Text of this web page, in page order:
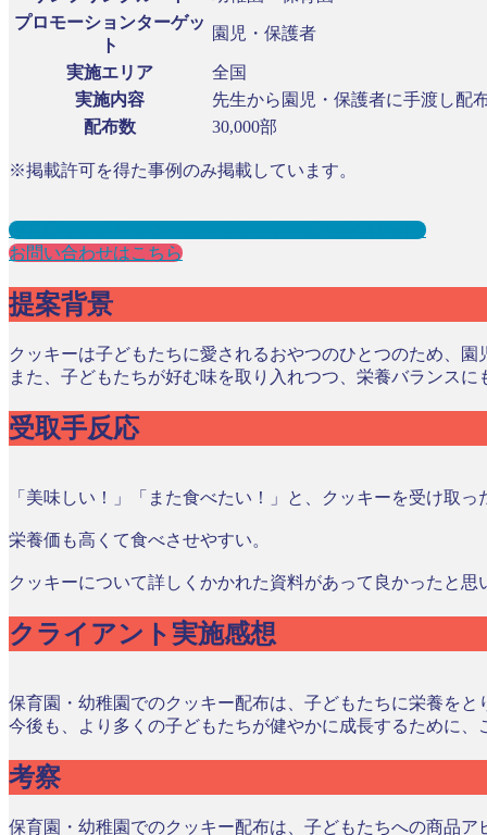
プロモーションターゲッ
ト
園児・保護者
実施エリア
全国
実施内容
先生から園児・保護者に手渡し配
配布数
30,000部
※掲載許可を得た事例のみ掲載しています。
保育園サンプリングとは？メリット３選と事例を紹介
お問い合わせはこちら
提案背景
クッキーは子どもたちに愛されるおやつのひとつのため、
また、子どもたちが好む味を取り入れつつ、栄養バランス
受取手反応
「美味しい！」「また食べたい！」と、クッキーを受け取
栄養価も高くて食べさせやすい。
クッキーについて詳しくかかれた資料があって良かったと思
クライアント実施感想
保育園・幼稚園でのクッキー配布は、子どもたちに栄養を
今後も、より多くの子どもたちが健やかに成長するために
考察
保育園・幼稚園でのクッキー配布は、子どもたちへの商品ア